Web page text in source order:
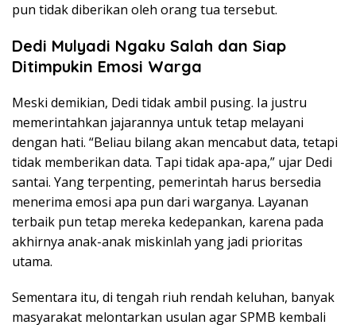
pun tidak diberikan oleh orang tua tersebut.
Dedi Mulyadi Ngaku Salah dan Siap
Ditimpukin Emosi Warga
Meski demikian, Dedi tidak ambil pusing. Ia justru
memerintahkan jajarannya untuk tetap melayani
dengan hati. “Beliau bilang akan mencabut data, tetapi
tidak memberikan data. Tapi tidak apa-apa,” ujar Dedi
santai. Yang terpenting, pemerintah harus bersedia
menerima emosi apa pun dari warganya. Layanan
terbaik pun tetap mereka kedepankan, karena pada
akhirnya anak-anak miskinlah yang jadi prioritas
utama.
Sementara itu, di tengah riuh rendah keluhan, banyak
masyarakat melontarkan usulan agar SPMB kembali